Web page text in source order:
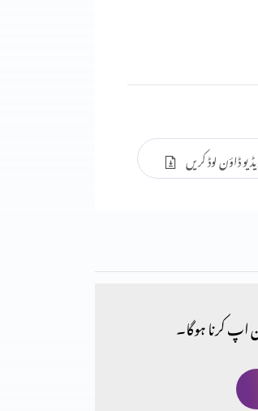
ڈاؤن لوڈ کریں
کرنا ہوگا۔